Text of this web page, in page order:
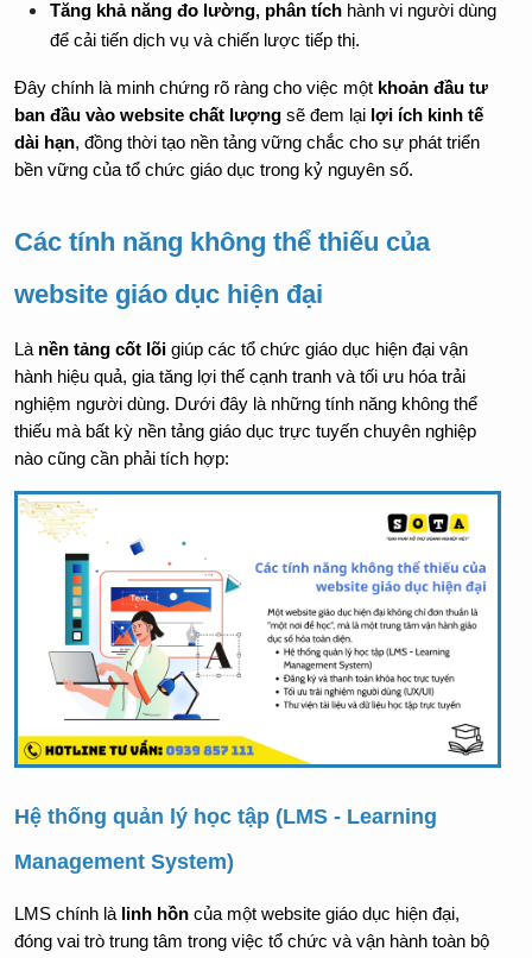
Tăng khả năng đo lường, phân tích hành vi người dùng
để cải tiến dịch vụ và chiến lược tiếp thị.
Đây chính là minh chứng rõ ràng cho việc một khoản đầu tư
ban đầu vào website chất lượng sẽ đem lại lợi ích kinh tế
dài hạn, đồng thời tạo nền tảng vững chắc cho sự phát triển
bền vững của tổ chức giáo dục trong kỷ nguyên số.
Các tính năng không thể thiếu của
website giáo dục hiện đại
Là nền tảng cốt lõi giúp các tổ chức giáo dục hiện đại vận
hành hiệu quả, gia tăng lợi thế cạnh tranh và tối ưu hóa trải
nghiệm người dùng. Dưới đây là những tính năng không thể
thiếu mà bất kỳ nền tảng giáo dục trực tuyến chuyên nghiệp
nào cũng cần phải tích hợp:
Hệ thống quản lý học tập (LMS - Learning
Management System)
LMS chính là linh hồn của một website giáo dục hiện đại,
đóng vai trò trung tâm trong việc tổ chức và vận hành toàn bộ